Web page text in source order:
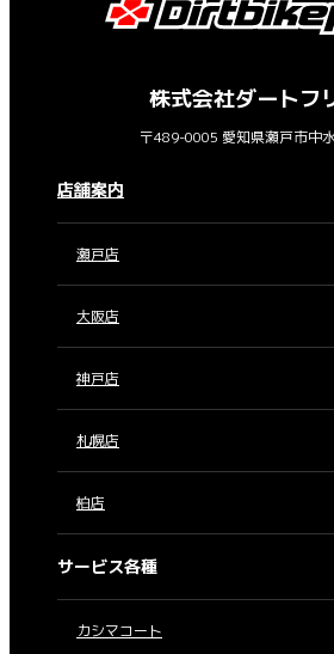
株式会社ダートフ
〒489-0005 愛知県瀬戸市中
店舗案内
瀬戸店
大阪店
神戸店
札幌店
柏店
サービス各種
カシマコート